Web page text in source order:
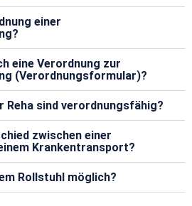
einer
eine Verordnung zur
(Verordnungsformular)?
Reha sind verordnungsfähig?
zwischen einer
Krankentransport?
Rollstuhl möglich?